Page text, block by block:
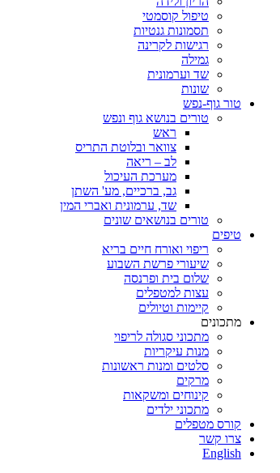
טיפול קוסמטי
תסמונות גנטיות
רגישות לקרינה
גמילה
שד וערמונית
שונות
טור גוף-נפש
טורים בנושא גוף ונפש
ראש
צוואר ובלוטת התריס
לב – ריאה
מערכת העיכול
גב, ברכיים, מע' השתן
שד, ערמונית ואברי המין
טורים בנושאים שונים
טיפים
ריפוי ואורח חיים בריא
שיעורי פרשת השבוע
שלום בית ופרנסה
עצות למטפלים
קיימות וטיולים
מתכונים
מתכוני סגולה לריפוי
מנות עיקריות
סלטים ומנות ראשונות
מרקים
קינוחים ומשקאות
מתכוני ילדים
קורס מטפלים
צרו קשר
English